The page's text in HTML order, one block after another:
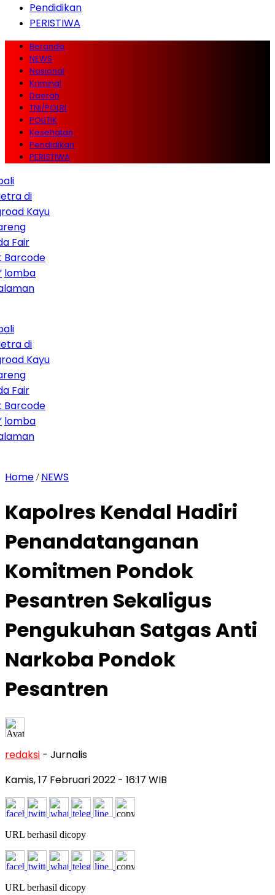
Pendidikan
PERISTIWA
Beranda
NEWS
Nasional
Kriminal
Daerah
TNI/POLRI
POLITIK
Kesehatan
Pendidikan
PERISTIWA
Home / NEWS
Kapolres Kendal Hadiri
Penandatanganan
Komitmen Pondok
Pesantren Sekaligus
Pengukuhan Satgas Anti
Narkoba Pondok
Pesantren
redaksi - Jurnalis
Kamis, 17 Februari 2022 - 16:17 WIB
URL berhasil dicopy
URL berhasil dicopy